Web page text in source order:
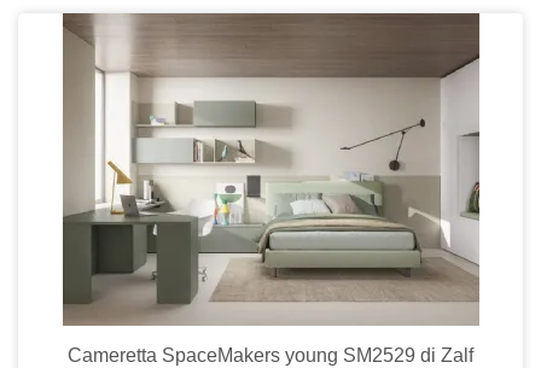
Cameretta SpaceMakers young SM2529 di Zalf